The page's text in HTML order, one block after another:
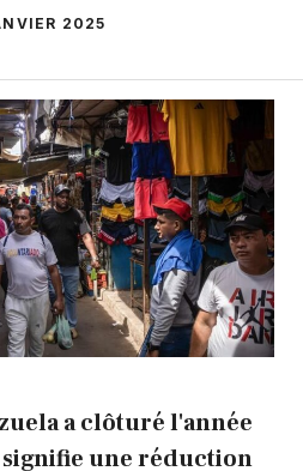
2025
a clôturé l'année
signifie une réduction